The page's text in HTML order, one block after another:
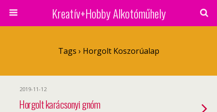
Kreatív+Hobby Alkotóműhely
Tags › Horgolt Koszorúalap
2019-11-12
Horgolt karácsonyi gnóm